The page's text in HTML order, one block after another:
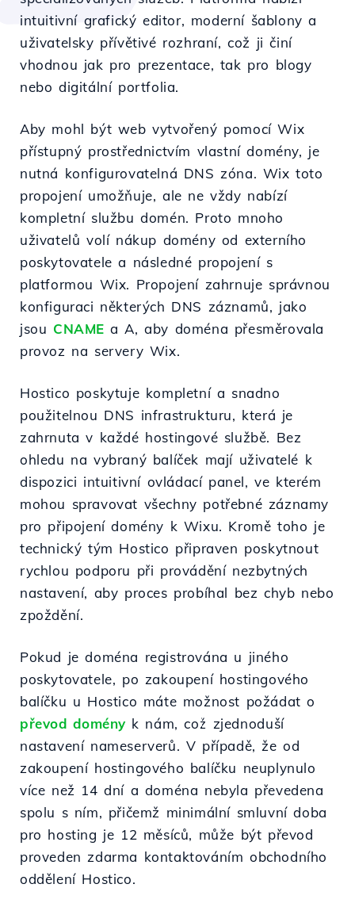
intuitivní grafický editor, moderní šablony a
uživatelsky přívětivé rozhraní, což ji činí
vhodnou jak pro prezentace, tak pro blogy
nebo digitální portfolia.
Aby mohl být web vytvořený pomocí Wix
přístupný prostřednictvím vlastní domény, je
nutná konfigurovatelná DNS zóna. Wix toto
propojení umožňuje, ale ne vždy nabízí
kompletní službu domén. Proto mnoho
uživatelů volí nákup domény od externího
poskytovatele a následné propojení s
platformou Wix. Propojení zahrnuje správnou
konfiguraci některých DNS záznamů, jako
jsou CNAME a A, aby doména přesměrovala
provoz na servery Wix.
Hostico poskytuje kompletní a snadno
použitelnou DNS infrastrukturu, která je
zahrnuta v každé hostingové službě. Bez
ohledu na vybraný balíček mají uživatelé k
dispozici intuitivní ovládací panel, ve kterém
mohou spravovat všechny potřebné záznamy
pro připojení domény k Wixu. Kromě toho je
technický tým Hostico připraven poskytnout
rychlou podporu při provádění nezbytných
nastavení, aby proces probíhal bez chyb nebo
zpoždění.
Pokud je doména registrována u jiného
poskytovatele, po zakoupení hostingového
balíčku u Hostico máte možnost požádat o
převod domény k nám, což zjednoduší
nastavení nameserverů. V případě, že od
zakoupení hostingového balíčku neuplynulo
více než 14 dní a doména nebyla převedena
spolu s ním, přičemž minimální smluvní doba
pro hosting je 12 měsíců, může být převod
proveden zdarma kontaktováním obchodního
oddělení Hostico.